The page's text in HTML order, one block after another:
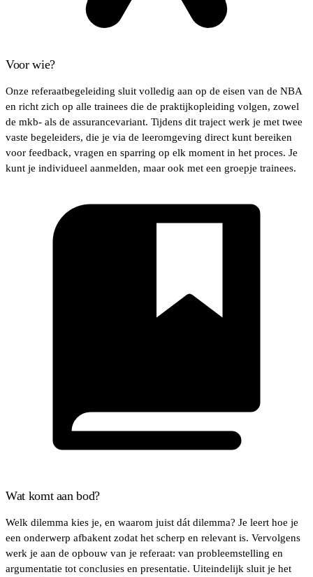
Voor wie?
Onze referaatbegeleiding sluit volledig aan op de eisen van de NBA
en richt zich op alle trainees die de praktijkopleiding volgen, zowel
de mkb- als de assurancevariant. Tijdens dit traject werk je met twee
vaste begeleiders, die je via de leeromgeving direct kunt bereiken
voor feedback, vragen en sparring op elk moment in het proces. Je
kunt je individueel aanmelden, maar ook met een groepje trainees.
Wat komt aan bod?
Welk dilemma kies je, en waarom juist dát dilemma? Je leert hoe je
een onderwerp afbakent zodat het scherp en relevant is. Vervolgens
werk je aan de opbouw van je referaat: van probleemstelling en
argumentatie tot conclusies en presentatie. Uiteindelijk sluit je het